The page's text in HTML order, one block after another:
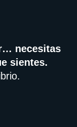
necesitas
sientes.